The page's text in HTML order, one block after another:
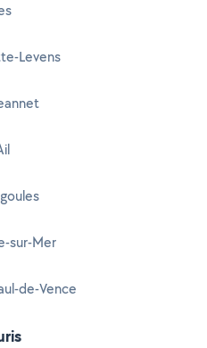
Levens
sur-Mer
de-Vence